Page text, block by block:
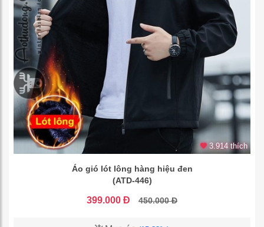
3.914 thích
Áo gió lót lông hàng hiệu đen
(ATD-446)
399.000 Đ 450.000 Đ